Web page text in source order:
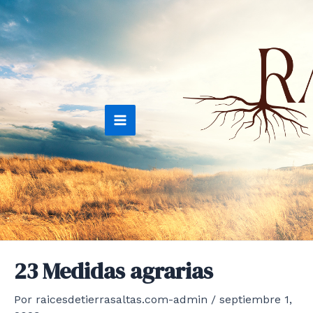
Ir
al
contenido
Main
Menu
23 Medidas agrarias
Por raicesdetierrasaltas.com-admin / septiembre 1,